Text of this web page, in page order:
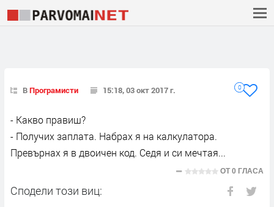
ВПрограмисти 15:18, 03 окт 2017 г. 0
- Какво правиш?
- Получих заплата. Набрах я на калкулатора.
Превърнах я в двоичен код. Седя и си мечтая...
ОТ0 ГЛАСА
Сподели този виц: